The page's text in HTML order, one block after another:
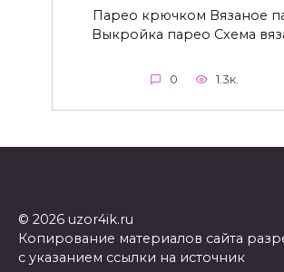
Парео крючком Вязаное
Выкройка парео Схема
0 1.3к.
© 2026 uzor4ik.ru
Копирование материалов сайта
с указанием ссылки на источник